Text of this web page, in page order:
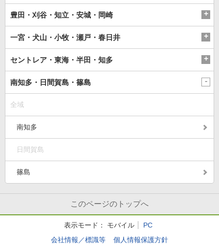
豊田・刈谷・知立・安城・岡崎
一宮・犬山・小牧・瀬戸・春日井
セントレア・東海・半田・知多
南知多・日間賀島・篠島
全域
南知多
日間賀島
篠島
このページのトップへ
表示モード： モバイル
PC
会社情報／標識等
個人情報保護方針